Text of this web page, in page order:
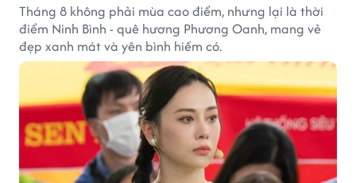
Tháng 8 không phải mùa cao điểm, nhưng lại là thời
điểm Ninh Bình - quê hương Phương Oanh, mang vẻ
đẹp xanh mát và yên bình hiếm có.